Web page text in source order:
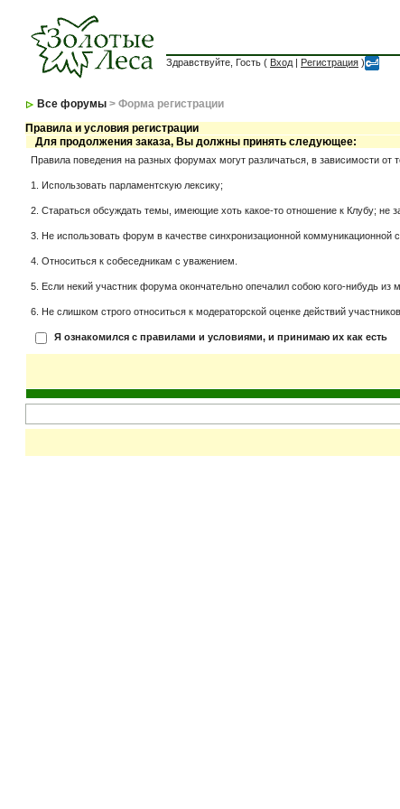
Здравствуйте, Гость ( Вход | Регистрация )
Все форумы > Форма регистрации
Правила и условия регистрации
Для продолжения заказа, Вы должны принять следующее:
Правила поведения на разных форумах могут различаться, в зависимости
1. Использовать парламентскую лексику;
2. Стараться обсуждать темы, имеющие хоть какое-то отношение к Клубу; не
3. Не использовать форум в качестве синхронизационной
4. Относиться к собеседникам с уважением.
5. Если некий участник форума окончательно опечалил собою кого-нибудь
6. Не слишком строго относиться к модераторской оценке действий
Я ознакомился с правилами и условиями, и принимаю их как есть